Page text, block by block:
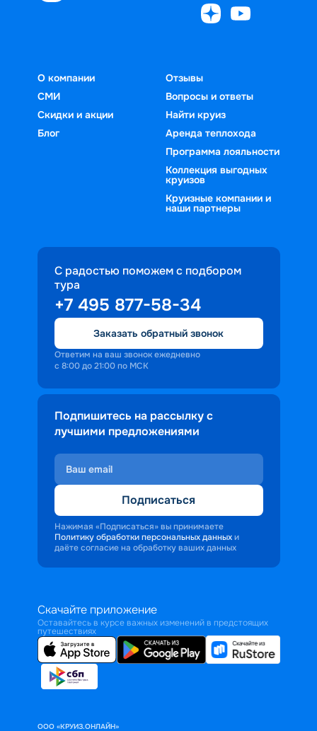
О компании
СМИ
Скидки и акции
Блог
Отзывы
Вопросы и ответы
Найти круиз
Аренда теплохода
Программа лояльности
Коллекция выгодных
круизов
Круизные компании и
наши партнеры
С радостью поможем с подбором
тура
+7 495 877-58-34
Заказать обратный звонок
Ответим на ваш звонок ежедневно
с 8:00 до 21:00 по МСК
Подпишитесь на рассылку с
лучшими предложениями
Подписаться
Нажимая «Подписаться» вы принимаете
Политику обработки персональных данных и
даёте согласие на обработку ваших данных
Скачайте приложение
Оставайтесь в курсе важных изменений в предстоящих
путешествиях
ООО «КРУИЗ.ОНЛАЙН»